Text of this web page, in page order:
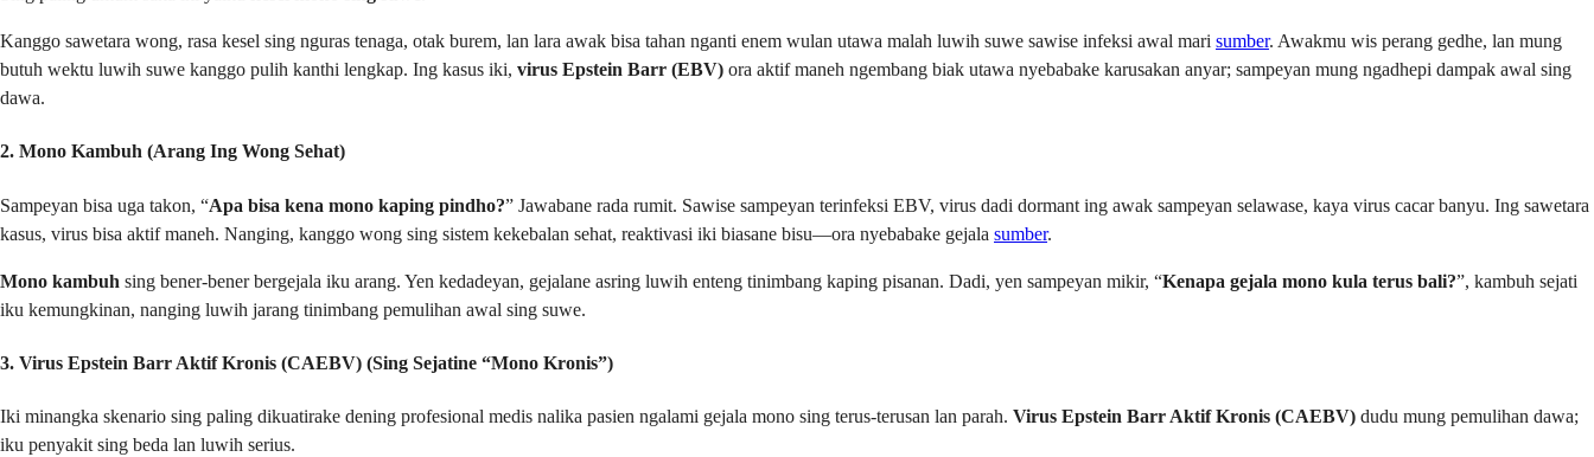
Kanggo sawetara wong, rasa kesel sing nguras tenaga, otak burem, lan lara awak bisa tahan nganti enem wulan utawa malah luwih suwe sawise infeksi awal mari sumber. Awakmu wis perang gedhe, lan mung
butuh wektu luwih suwe kanggo pulih kanthi lengkap. Ing kasus iki, virus Epstein Barr (EBV) ora aktif maneh ngembang biak utawa nyebabake karusakan anyar; sampeyan mung ngadhepi dampak awal sing
dawa.
2. Mono Kambuh (Arang Ing Wong Sehat)
Sampeyan bisa uga takon, “Apa bisa kena mono kaping pindho?” Jawabane rada rumit. Sawise sampeyan terinfeksi EBV, virus dadi dormant ing awak sampeyan selawase, kaya virus cacar banyu. Ing sawetara
kasus, virus bisa aktif maneh. Nanging, kanggo wong sing sistem kekebalan sehat, reaktivasi iki biasane bisu—ora nyebabake gejala sumber.
Mono kambuh sing bener-bener bergejala iku arang. Yen kedadeyan, gejalane asring luwih enteng tinimbang kaping pisanan. Dadi, yen sampeyan mikir, “Kenapa gejala mono kula terus bali?”, kambuh sejati
iku kemungkinan, nanging luwih jarang tinimbang pemulihan awal sing suwe.
3. Virus Epstein Barr Aktif Kronis (CAEBV) (Sing Sejatine “Mono Kronis”)
Iki minangka skenario sing paling dikuatirake dening profesional medis nalika pasien ngalami gejala mono sing terus-terusan lan parah. Virus Epstein Barr Aktif Kronis (CAEBV) dudu mung pemulihan dawa;
iku penyakit sing beda lan luwih serius.